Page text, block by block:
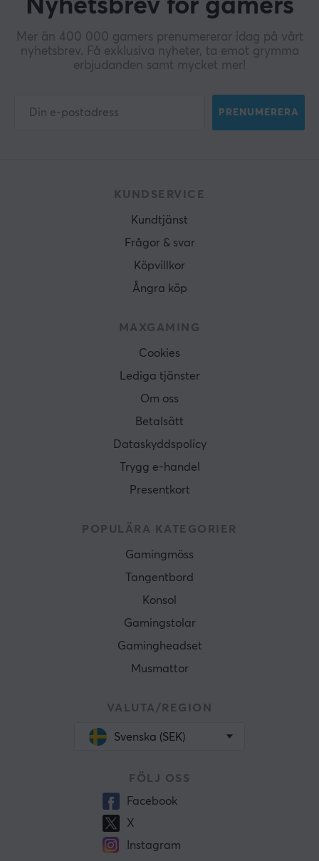
Nyhetsbrev för gamers
Mer än 400 000 gamers prenumererar idag på vårt
nyhetsbrev. Få exklusiva nyheter, ta emot grymma
erbjudanden samt mycket mer!
PRENUMERERA
KUNDSERVICE
Kundtjänst
Frågor & svar
Köpvillkor
Ångra köp
MAXGAMING
Cookies
Lediga tjänster
Om oss
Betalsätt
Dataskyddspolicy
Trygg e-handel
Presentkort
POPULÄRA KATEGORIER
Gamingmöss
Tangentbord
Konsol
Gamingstolar
Gamingheadset
Musmattor
VALUTA/REGION
Svenska (SEK)
FÖLJ OSS
Facebook
X
Instagram